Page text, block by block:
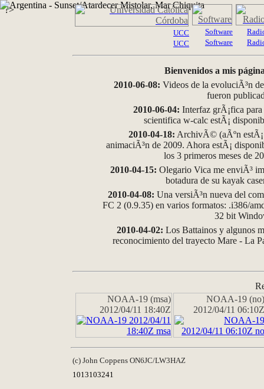
?>
UCC
UCC
Software
Software
Bienvenidos a mis
2010-06-08: Videos de la evoluciÃ³n
fueron
2010-06-04: Interfaz grÃ¡fica
scientifica w-calc estÃ¡
2010-04-18: ArchivÃ© (aÃºn
animaciÃ³n de 2009. Ahora estÃ¡
los 3 primeros meses de
2010-04-15: Olegario Vica me enviÃ³
botadura de su kayak
2010-04-08: Una versiÃ³n nueva del
FC 2 (0.9.35) en varios formatos: .i386/
32 bit
2010-04-02: Los Battainos y algunos
reconocimiento del trayecto Mare - La
NOAA-19 (msa)
2012/04/11 18:40Z
NOAA-19 (no)
2012/04/11 06:10Z
(c) John Coppens ON6JC/LW3HAZ
1013103241